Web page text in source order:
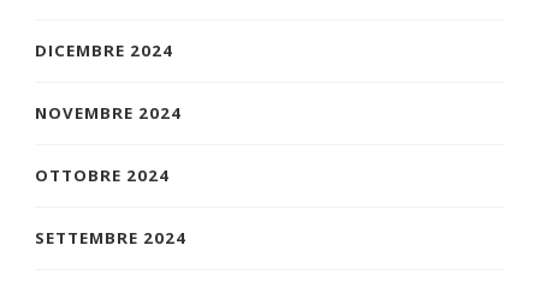
DICEMBRE 2024
NOVEMBRE 2024
OTTOBRE 2024
SETTEMBRE 2024